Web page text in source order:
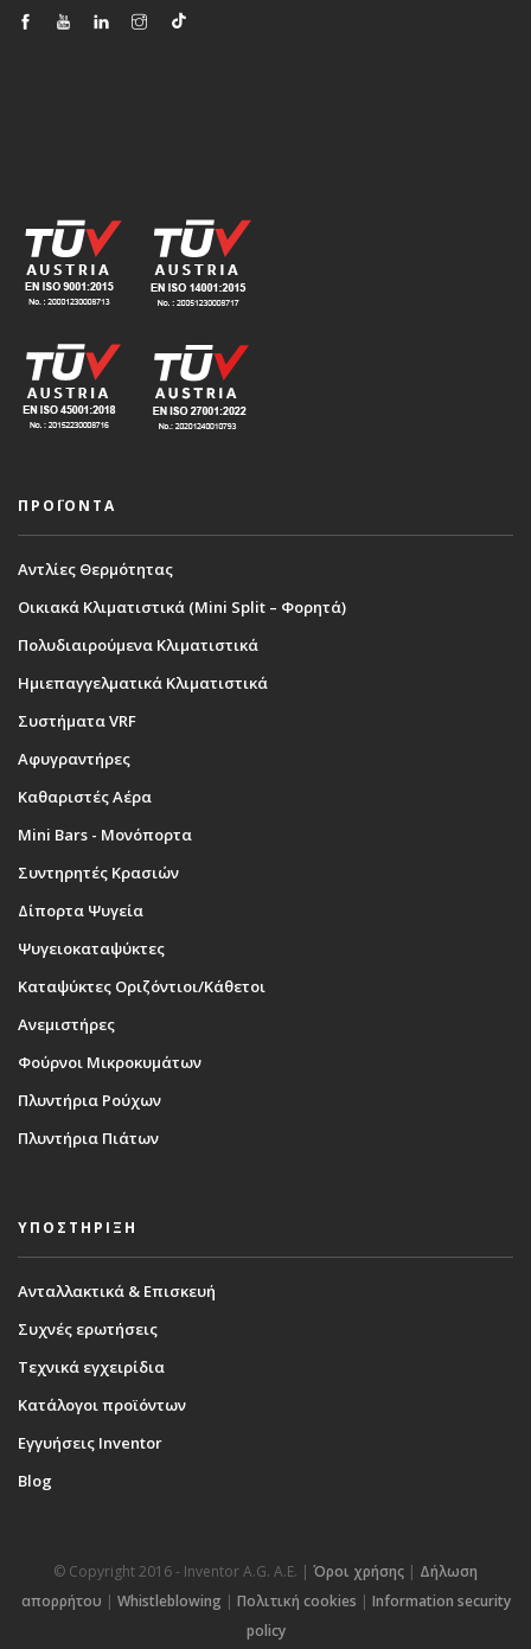
ΠΡΟΪΟΝΤΑ
Αντλίες Θερμότητας
Οικιακά Κλιματιστικά (Mini Split – Φορητά)
Πολυδιαιρούμενα Κλιματιστικά
Ημιεπαγγελματικά Κλιματιστικά
Συστήματα VRF
Αφυγραντήρες
Καθαριστές Αέρα
Mini Bars - Μονόπορτα
Συντηρητές Κρασιών
Δίπορτα Ψυγεία
Ψυγειοκαταψύκτες
Καταψύκτες Οριζόντιοι/Κάθετοι
Ανεμιστήρες
Φούρνοι Μικροκυμάτων
Πλυντήρια Ρούχων
Πλυντήρια Πιάτων
ΥΠΟΣΤΗΡΙΞΗ
Ανταλλακτικά & Επισκευή
Συχνές ερωτήσεις
Τεχνικά εγχειρίδια
Κατάλογοι προϊόντων
Εγγυήσεις Inventor
Blog
© Copyright 2016 - Inventor A.G. Α.Ε. | Όροι χρήσης | Δήλωση
απορρήτου | Whistleblowing | Πολιτική cookies | Information security
policy